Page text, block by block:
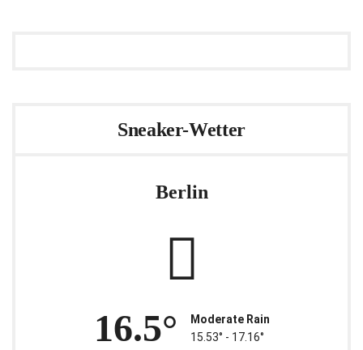
Sneaker-Wetter
Berlin
16.5°
Moderate Rain
15.53° ‐ 17.16°